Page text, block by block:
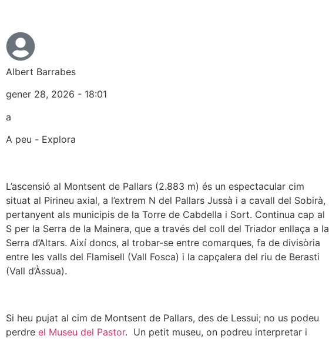
Albert Barrabes
gener 28, 2026 - 18:01
a
A peu - Explora
L’ascensió al Montsent de Pallars (2.883 m) és un espectacular cim
situat al Pirineu axial, a l’extrem N del Pallars Jussà i a cavall del Sobirà,
pertanyent als municipis de la Torre de Cabdella i Sort. Continua cap al
S per la Serra de la Mainera, que a través del coll del Triador enllaça a la
Serra d’Altars. Així doncs, al trobar-se entre comarques, fa de divisòria
entre les valls del Flamisell (Vall Fosca) i la capçalera del riu de Berasti
(Vall d’Àssua).
Si heu pujat al cim de Montsent de Pallars, des de Lessui; no us podeu
perdre el Museu del Pastor. Un petit museu, on podreu interpretar i